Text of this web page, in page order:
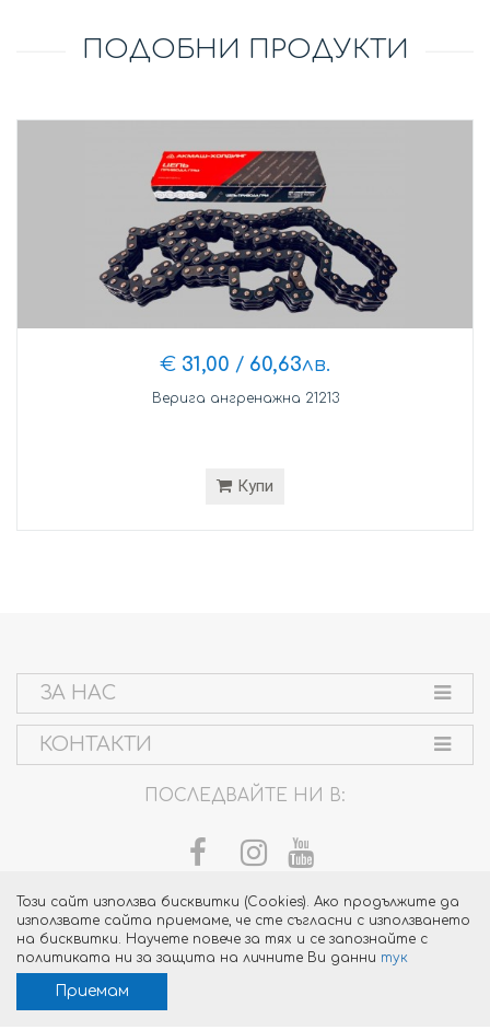
Този сайт използва бисквитки (Cookies). Ако продължите да
използвате сайта приемаме, че сте съгласни с използването
на бисквитки. Научете повече за тях и се запознайте с
политиката ни за защита на личните Ви данни тук
Приемам
ПОДОБНИ ПРОДУКТИ
€ 31,00 / 60,63лв.
Верига ангренажна 21213
Купи
ЗА НАС
КОНТАКТИ
ПОСЛЕДВАЙТЕ НИ В: